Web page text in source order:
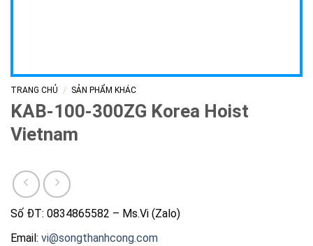
TRANG CHỦ / SẢN PHẨM KHÁC
KAB-100-300ZG Korea Hoist
Vietnam
Số ĐT: 0834865582 – Ms.Vi (Zalo)
Email: vi@songthanhcong.com